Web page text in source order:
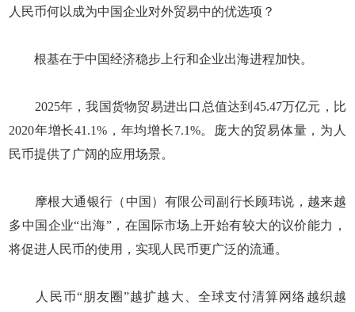
人民币何以成为中国企业对外贸易中的优选项？
根基在于中国经济稳步上行和企业出海进程加快。
2025年，我国货物贸易进出口总值达到45.47万亿元，比
2020年增长41.1%，年均增长7.1%。庞大的贸易体量，为人
民币提供了广阔的应用场景。
摩根大通银行（中国）有限公司副行长顾玮说，越来越
多中国企业“出海”，在国际市场上开始有较大的议价能力，
将促进人民币的使用，实现人民币更广泛的流通。
人民币“朋友圈”越扩越大、全球支付清算网络越织越